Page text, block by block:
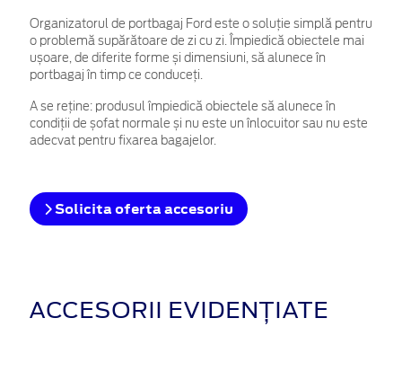
Organizatorul de portbagaj Ford este o soluție simplă pentru
o problemă supărătoare de zi cu zi. Împiedică obiectele mai
ușoare, de diferite forme și dimensiuni, să alunece în
portbagaj în timp ce conduceți.
A se reține: produsul împiedică obiectele să alunece în
condiții de șofat normale și nu este un înlocuitor sau nu este
adecvat pentru fixarea bagajelor.
Solicita oferta accesoriu
ACCESORII EVIDENȚIATE